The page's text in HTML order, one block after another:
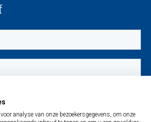
analyse van onze bezoekersgegevens, om onze